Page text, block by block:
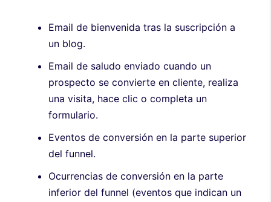
Email de bienvenida tras la suscripción a
un blog.
Email de saludo enviado cuando un
prospecto se convierte en cliente, realiza
una visita, hace clic o completa un
formulario.
Eventos de conversión en la parte superior
del funnel.
Ocurrencias de conversión en la parte
inferior del funnel (eventos que indican un